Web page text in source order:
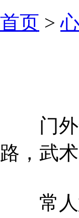
首页 >
门外乞
路，武
常人意